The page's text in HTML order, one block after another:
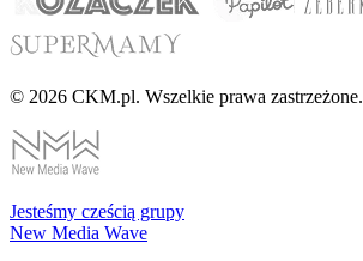
© 2026 CKM.pl. Wszelkie prawa zastrzeżone.
Jesteśmy cześcią grupy
New Media Wave